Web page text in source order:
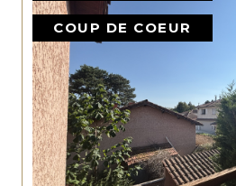
COUP DE COEUR